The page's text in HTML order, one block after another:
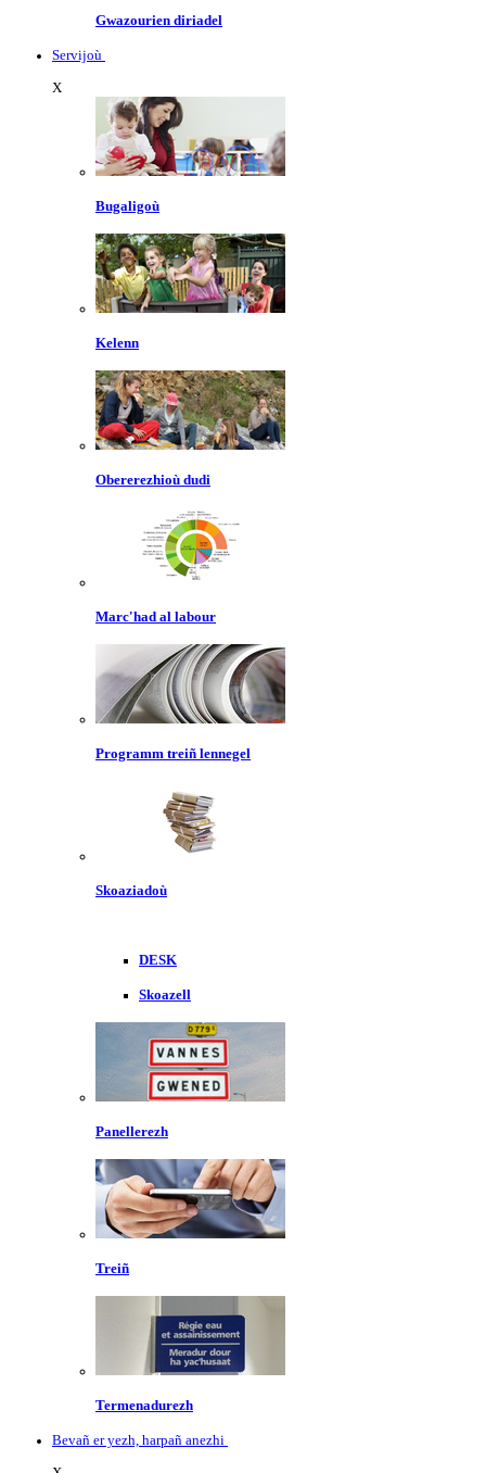
Gwazourien diriadel
Servijoù
X
Bugaligoù
Kelenn
Obererezhioù dudi
Marc'had al labour
Programm treiñ lennegel
Skoaziadoù
DESK
Skoazell
Panellerezh
Treiñ
Termenadurezh
Bevañ er yezh, harpañ anezhi